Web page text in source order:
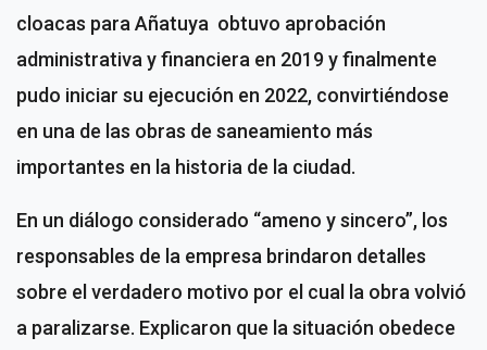
cloacas para Añatuya obtuvo aprobación
administrativa y financiera en 2019 y finalmente
pudo iniciar su ejecución en 2022, convirtiéndose
en una de las obras de saneamiento más
importantes en la historia de la ciudad.
En un diálogo considerado “ameno y sincero”, los
responsables de la empresa brindaron detalles
sobre el verdadero motivo por el cual la obra volvió
a paralizarse. Explicaron que la situación obedece